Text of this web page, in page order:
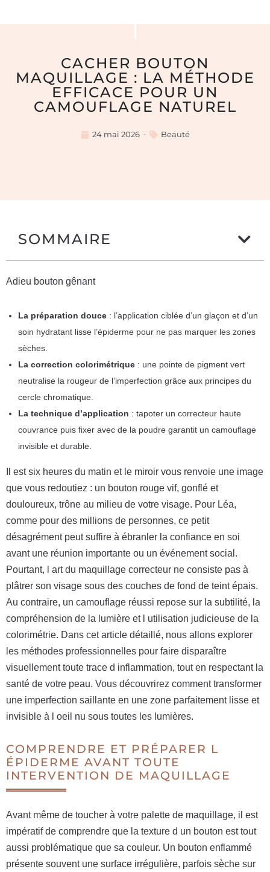
CACHER BOUTON
MAQUILLAGE : LA MÉTHODE
EFFICACE POUR UN
CAMOUFLAGE NATUREL
24 mai 2026 Beauté
SOMMAIRE
Adieu bouton gênant
La préparation douce : l’application ciblée d’un glaçon et d’un
soin hydratant lisse l’épiderme pour ne pas marquer les zones
sèches.
La correction colorimétrique : une pointe de pigment vert
neutralise la rougeur de l’imperfection grâce aux principes du
cercle chromatique.
La technique d’application : tapoter un correcteur haute
couvrance puis fixer avec de la poudre garantit un camouflage
invisible et durable.
Il est six heures du matin et le miroir vous renvoie une image
que vous redoutiez : un bouton rouge vif, gonflé et
douloureux, trône au milieu de votre visage. Pour Léa,
comme pour des millions de personnes, ce petit
désagrément peut suffire à ébranler la confiance en soi
avant une réunion importante ou un événement social.
Pourtant, l art du maquillage correcteur ne consiste pas à
plâtrer son visage sous des couches de fond de teint épais.
Au contraire, un camouflage réussi repose sur la subtilité, la
compréhension de la lumière et l utilisation judicieuse de la
colorimétrie. Dans cet article détaillé, nous allons explorer
les méthodes professionnelles pour faire disparaître
visuellement toute trace d inflammation, tout en respectant la
santé de votre peau. Vous découvrirez comment transformer
une imperfection saillante en une zone parfaitement lisse et
invisible à l oeil nu sous toutes les lumières.
COMPRENDRE ET PRÉPARER L
ÉPIDERME AVANT TOUTE
INTERVENTION DE MAQUILLAGE
Avant même de toucher à votre palette de maquillage, il est
impératif de comprendre que la texture d un bouton est tout
aussi problématique que sa couleur. Un bouton enflammé
présente souvent une surface irrégulière, parfois sèche sur